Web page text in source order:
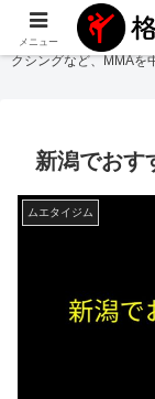
格闘技ジムまとめ
では
クシングなど、MMAを
新潟でおす
ムエタイジム
メニュー